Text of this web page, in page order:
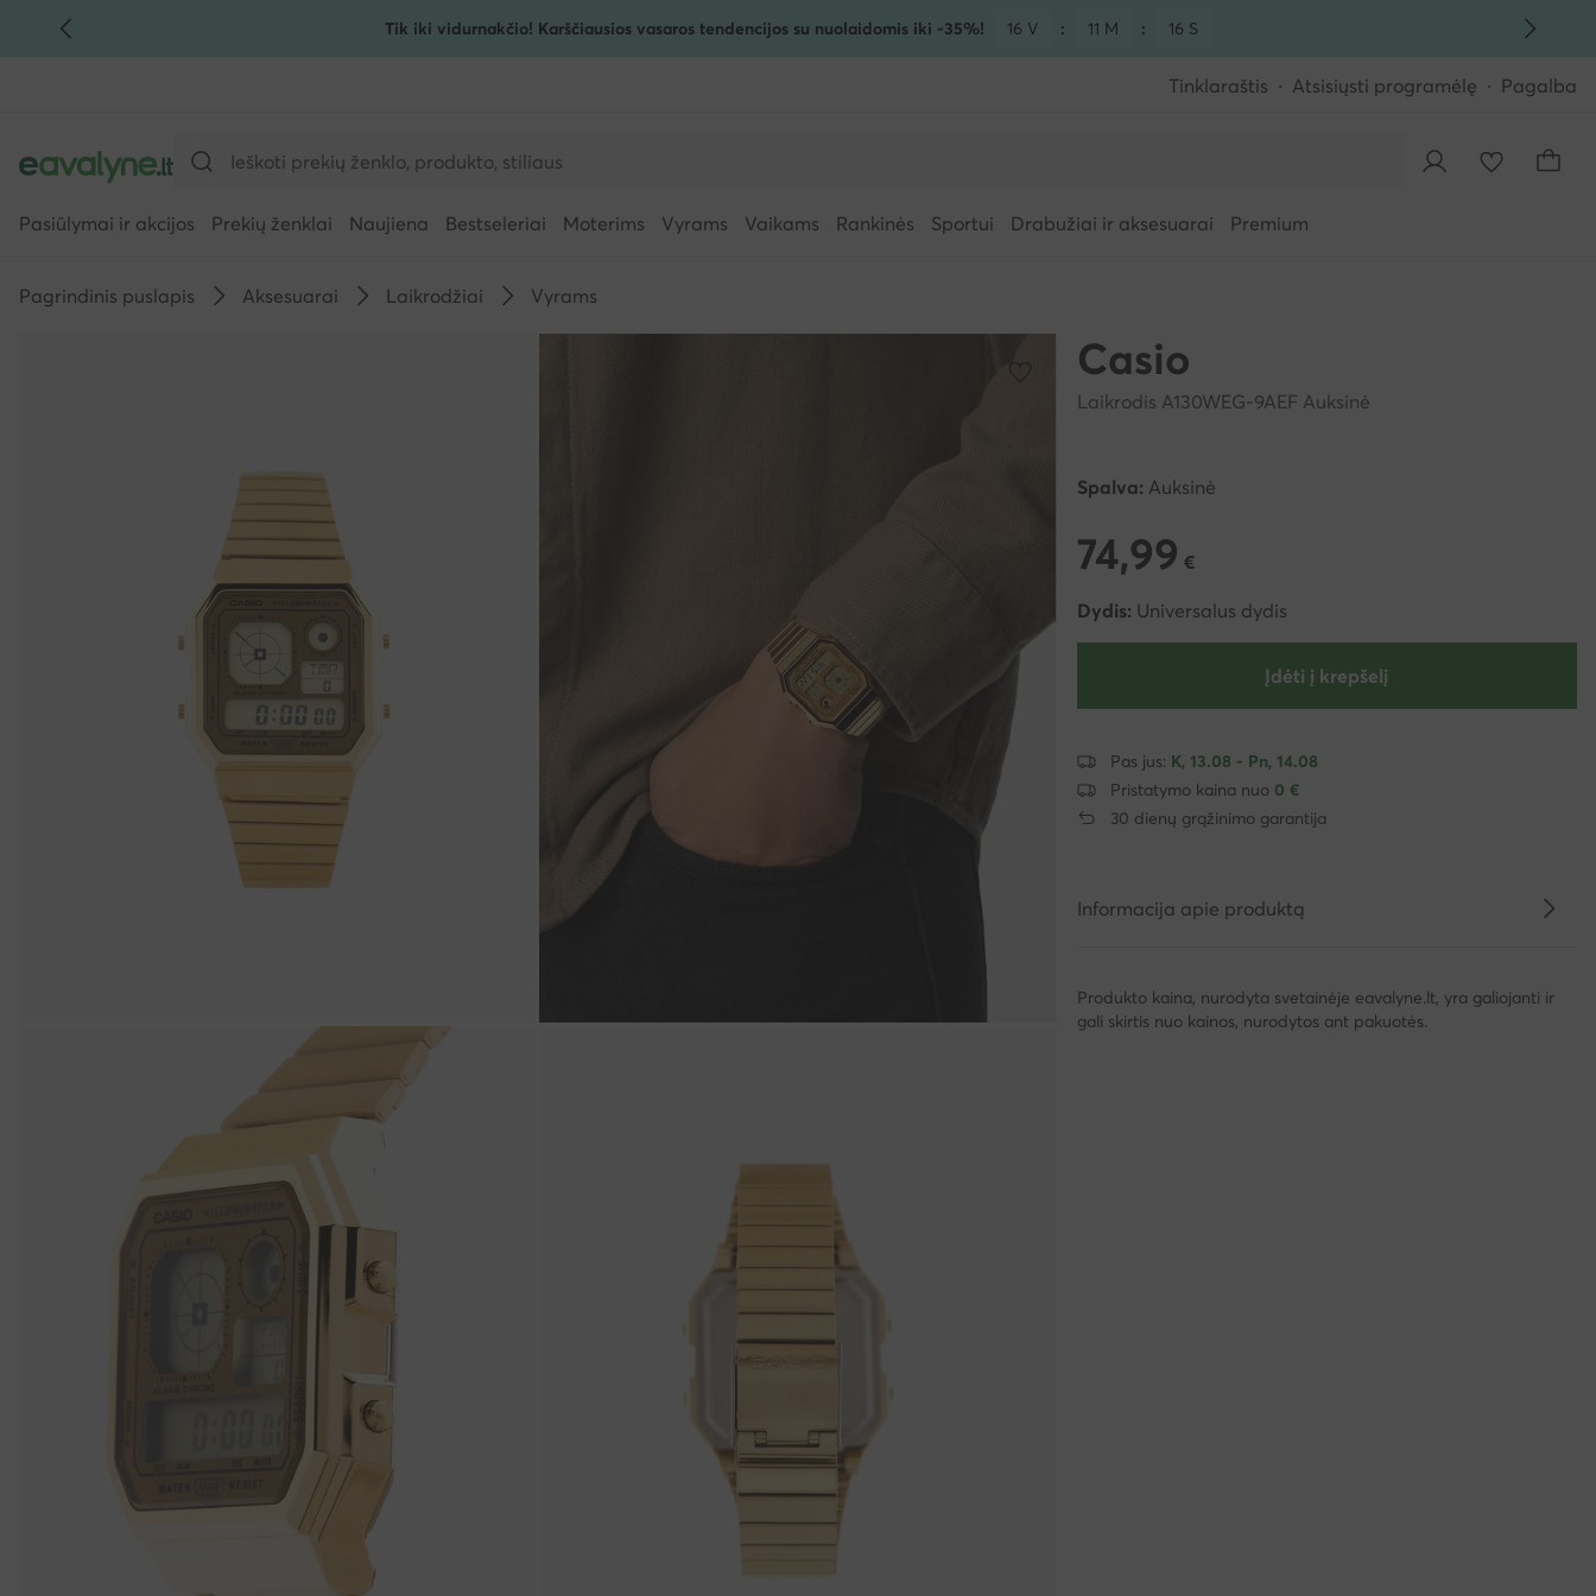
PEREITI PRIE PAGRINDINIO TURINIO Tik iki vidurnakčio! Karščiausios vasaros tendencijos su nuolaidomis iki -35%! 16 V : 11 M : 15 S
Tinklaraštis Atsisiųsti programėlę Pagalba
Pasiūlymai ir akcijos Prekių ženklai Naujiena Bestseleriai Moterims Vyrams Vaikams Rankinės Sportui Drabužiai ir aksesuarai Premium
Pagrindinis puslapis Aksesuarai Laikrodžiai Vyrams
Casio
Laikrodis A130WEG-9AEF Auksinė
Spalva: Auksinė
74,99 €
74,99 €
Dydis: Universalus dydis
Įdėti į krepšelį
Pas jus: K, 13.08 - Pn, 14.08
Pristatymo kaina nuo 0 €
30 dienų grąžinimo garantija
Informacija apie produktą
Produkto kaina, nurodyta svetainėje eavalyne.lt, yra galiojanti ir
gali skirtis nuo kainos, nurodytos ant pakuotės.